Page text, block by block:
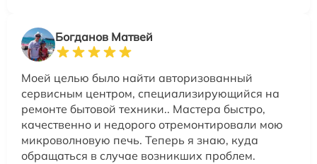
Богданов Матвей
Моей целью было найти авторизованный
сервисным центром, специализирующийся на
ремонте бытовой техники.. Мастера быстро,
качественно и недорого отремонтировали мою
микроволновую печь. Теперь я знаю, куда
обращаться в случае возникших проблем.